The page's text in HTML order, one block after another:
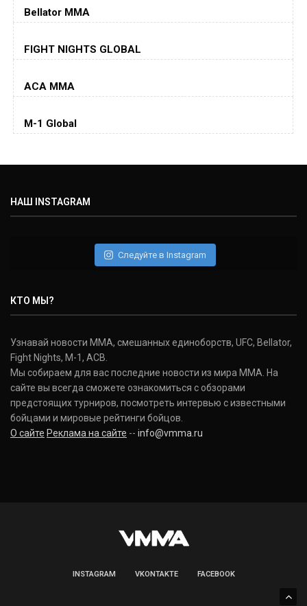
(26-6-0, 1)
Jorge Masvidal
Колби Ковингтон
Дэниель Кормье
(22-2-0, 1)
Donald Cerrone
(36-15-0, 1)
Исраэль Адесанья
Israel Adesanya
(19-0-0, 0)
Bellator MMA
FIGHT NIGHTS GLOBAL
ACA MMA
M-1 Global
НАШ INSTAGRAM
Следуйте в Instagram
КТО МЫ?
Узнавай новости ММА, смешанных единоборств, UFC, Bellator,
Fight Nights, M-1, ACB.
Мы собираем для вас последние новости из мира ММА. На
сайте вы всегда сможете ознакомиться с обзорами
предстоящих турниров, посмотреть интервью с известными
бойцами и мировые рейтинги бойцов.
О сайте Реклама на сайте -- info@vmma.ru
INSTAGRAM VKONTAKTE FACEBOOK